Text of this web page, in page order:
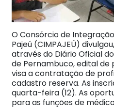
O Consórcio de
Pajeú (CIMPAJEÚ)
através do Diário Oficial
de Pernambuco, edital de
visa a contratação de
cadastro reserva. As
quarta-feira (12). As
para as funções de